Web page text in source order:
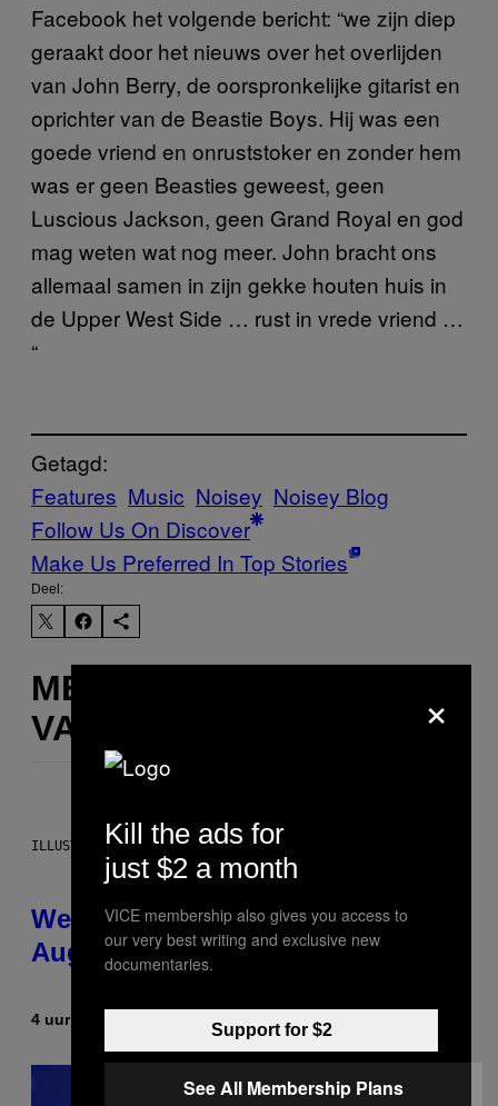
Facebook het volgende bericht: “we zijn diep
geraakt door het nieuws over het overlijden
van John Berry, de oorspronkelijke gitarist en
oprichter van de Beastie Boys. Hij was een
goede vriend en onruststoker en zonder hem
was er geen Beasties geweest, geen
Luscious Jackson, geen Grand Royal en god
mag weten wat nog meer. John bracht ons
allemaal samen in zijn gekke houten huis in
de Upper West Side … rust in vrede vriend …
“
Getagd:
Features Music Noisey Noisey Blog
Follow Us On Discover
Make Us Preferred In Top Stories
Deel:
MEER
VAN DIT
ILLUSTRATION BY REESA
Weekly Horoscope: August 9-
August 15
4 uur geleden Ashley Fike
×
Kill the ads for
just $2 a month
VICE membership also gives you access to
our very best writing and exclusive new
documentaries.
Support for $2
See All Membership Plans